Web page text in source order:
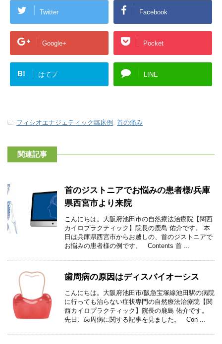
Twitter Facebook
Google+ Pocket
B! はてブ LINE
-フィシオエナジェティック臨床例 , 首の痛み
関連記事
首のジストニアでお悩みの患者様/兵庫
県西宮市より来院
こんにちは。大阪府池田市の自然療法治療院【関西
カイロプラクティック】院長の鹿島 佑介です。 本
日は兵庫県西宮市からお越しの、首のジストニアで
お悩みの患者様の例です。 Contents 首 ...
歯周病の原因はディスバイオーシス
こんにちは。大阪府池田市/阪急宝塚線池田駅の病院
に行っても治らない症状専門の自然療法治療院【関
西カイロプラクティック】院長の鹿島 佑介です。
先日、歯周病に関する記事を見ました。 Con ...